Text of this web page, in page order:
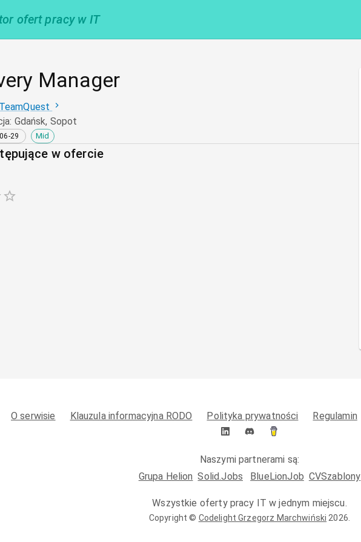
ofert pracy w IT
Manager
: Gdańsk, Sopot
29 Mid
w ofercie
O serwisie Klauzula informacyjna RODO Polityka prywatności Regulamin
Naszymi partnerami są:
Grupa Helion Solid.Jobs BlueLionJob CVSzablony
Wszystkie oferty pracy IT w jednym miejscu.
Copyright © Codelight Grzegorz Marchwiński 2026